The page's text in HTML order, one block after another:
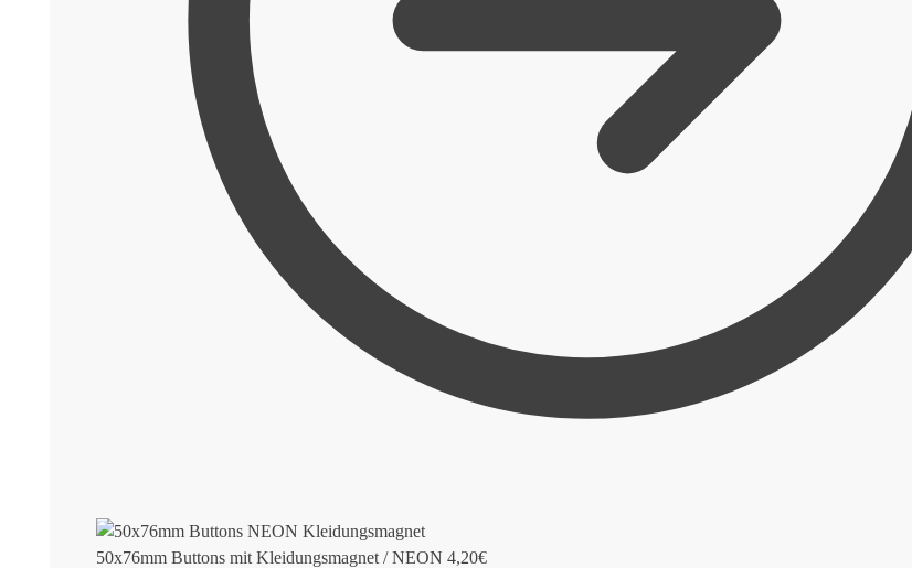
50x76mm Buttons mit Kleidungsmagnet / NEON 4,20€